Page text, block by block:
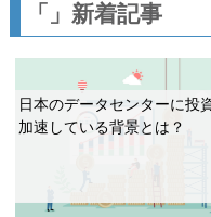
「」新着記事
日本のデータセンターに投
加速している背景とは？